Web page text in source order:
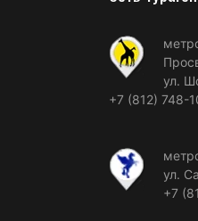
ул.
+7 (812) 748-
ул.
+7